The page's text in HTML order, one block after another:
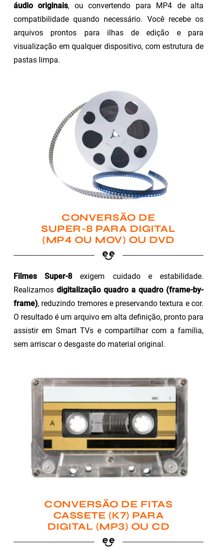
áudio originais, ou convertendo para MP4 de alta
compatibilidade quando necessário. Você recebe os
arquivos prontos para ilhas de edição e para
visualização em qualquer dispositivo, com estrutura de
pastas limpa.
CONVERSÃO DE
SUPER-8 PARA DIGITAL
(MP4 OU MOV) OU DVD
Filmes Super-8 exigem cuidado e estabilidade.
Realizamos digitalização quadro a quadro (frame-by-
frame), reduzindo tremores e preservando textura e cor.
O resultado é um arquivo em alta definição, pronto para
assistir em Smart TVs e compartilhar com a família,
sem arriscar o desgaste do material original.
CONVERSÃO DE FITAS
CASSETE (K7) PARA
DIGITAL (MP3) OU CD